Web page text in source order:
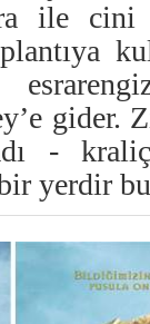
ile cini
gider.
-
bir yerdir